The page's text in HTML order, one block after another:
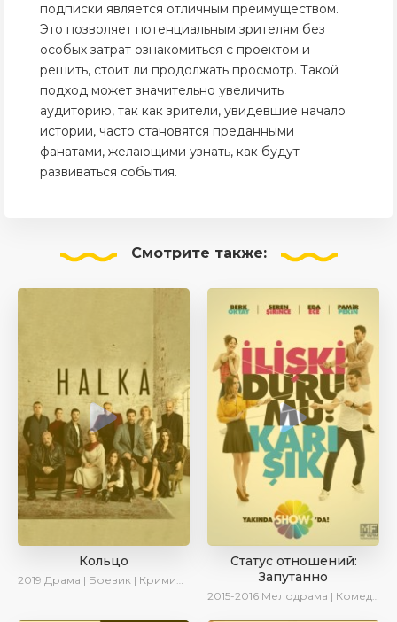
подписки является отличным преимуществом.
Это позволяет потенциальным зрителям без
особых затрат ознакомиться с проектом и
решить, стоит ли продолжать просмотр. Такой
подход может значительно увеличить
аудиторию, так как зрители, увидевшие начало
истории, часто становятся преданными
фанатами, желающими узнать, как будут
развиваться события.
Смотрите также:
Кольцо
2019 Драма | Боевик | Криминал
Статус отношений:
Запутанно
2015-2016 Мелодрама | Комедия